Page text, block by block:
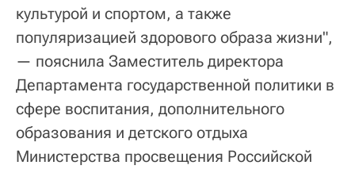
культурой и спортом, а также
популяризацией здорового образа жизни",
— пояснила Заместитель директора
Департамента государственной политики в
сфере воспитания, дополнительного
образования и детского отдыха
Министерства просвещения Российской